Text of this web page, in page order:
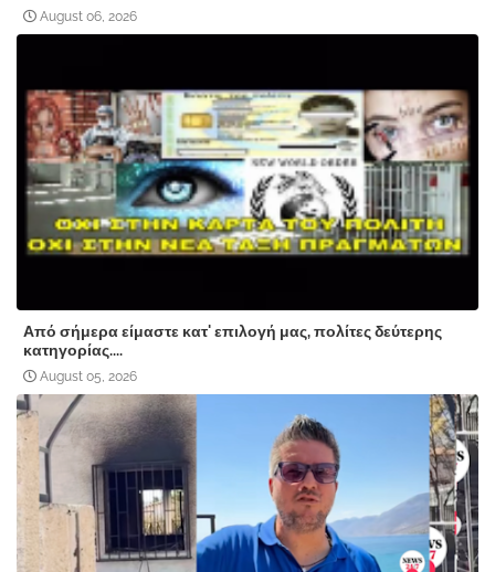
August 06, 2026
Από σήμερα είμαστε κατ' επιλογή μας, πολίτες δεύτερης
κατηγορίας....
August 05, 2026